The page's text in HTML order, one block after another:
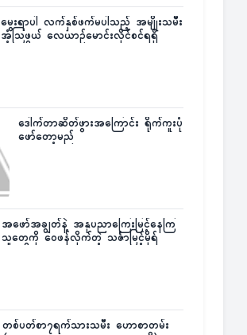
မွေးရာပါ လက်နှစ်ဖက်မပါသည့် အမျိုးသမီး
အံ့သြဖွယ် လေယာဉ်မောင်းလိုင်စင်ရရှိ
ဒေါက်တာဆိတ်ဖွားအကြောင်း ရိုက်ကူးပုံ
ဖော်တော့မည်
အဖော်အချွတ်နဲ့ အနုပညာကြေးမြင့်နေကြ
သူတွေကို ဝေဖန်လိုက်တဲ့ သင်္ဇာမြင့်မိုရ်
တစ်ပတ်စာ၇ရက်သားသမီး ဟောစာတမ်း